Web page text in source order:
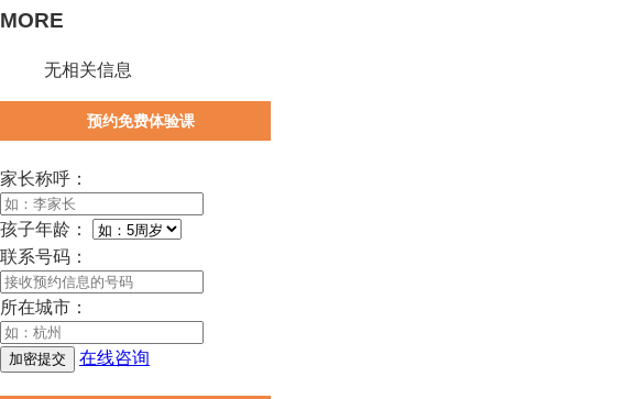
MORE
无相关信息
预约免费体验课
家长称呼：
孩子年龄：
联系号码：
所在城市：
在线咨询